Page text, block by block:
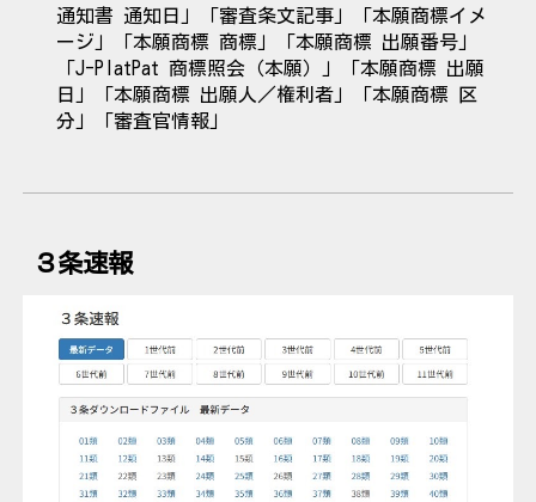
通知書
通知日」「審査条文記事」「本願商標イメ
ージ」「本願商標 商標」「本願商標
出願番号」
「J-PlatPat 商標照会（本願）」「本願商標
出願
日」「本願商標
出願人／権利者」「本願商標
区
分」
「審査官情報」
３条速報